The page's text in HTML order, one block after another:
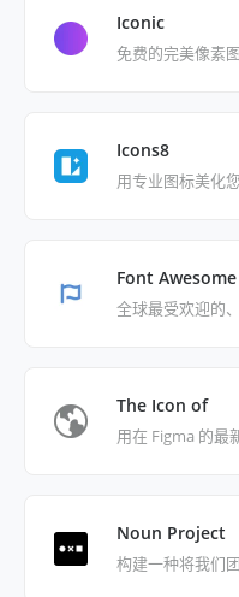
Iconic
免费的完美像素
Icons8
用专业图标美化
Font Awesome
全球最受欢迎的
The Icon of
用在 Figma 的最
Noun Project
构建一种将我们